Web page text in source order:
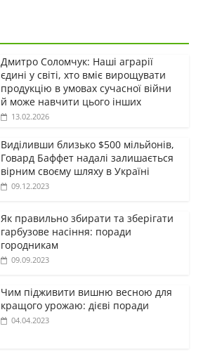
Дмитро Соломчук: Наші аграрії
єдині у світі, хто вміє вирощувати
продукцію в умовах сучасної війни
й може навчити цього інших
13.02.2026
Виділивши близько $500 мільйонів,
Говард Баффет надалі залишається
вірним своєму шляху в Україні
09.12.2023
Як правильно збирати та зберігати
гарбузове насіння: поради
городникам
09.09.2023
Чим підживити вишню весною для
кращого урожаю: дієві поради
04.04.2023